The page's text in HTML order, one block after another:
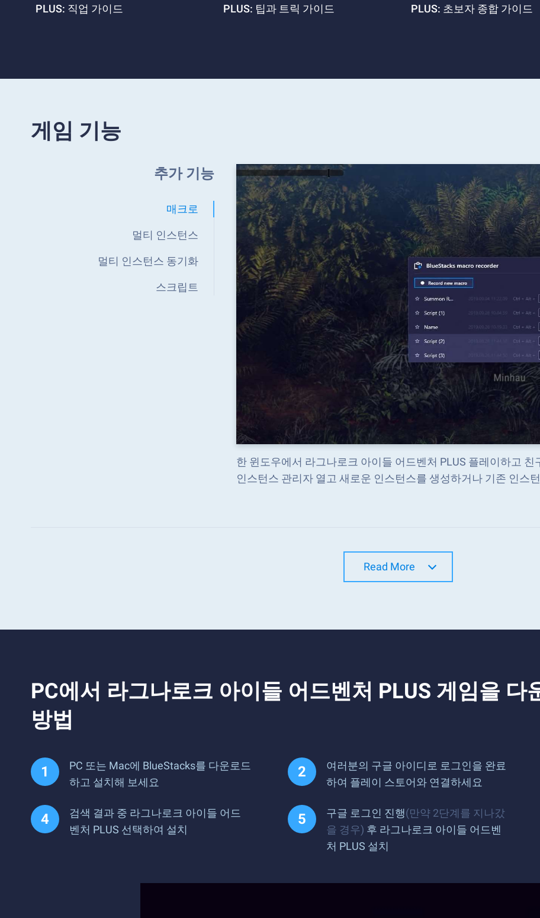
PLUS: 직업 가이드
PLUS: 팁과 트릭 가이드
PLUS: 초보자 종합 가이드
게임 기능
추가 기능
매크로
멀티 인스턴스
멀티 인스턴스 동기화
스크립트
한 윈도우에서 라그나로크 아이들 어드벤처 PLUS 플레이하고
인스턴스 관리자 열고 새로운 인스턴스를 생성하거나 기존 인스
Read More
PC에서 라그나로크 아이들 어드벤처 PLUS 게임을 다
방법
PC 또는 Mac에 BlueStacks를 다운로드
하고 설치해 보세요
여러분의 구글 아이디로 로그인을 완료
하여 플레이 스토어와 연결하세요
검색 결과 중 라그나로크 아이들 어드
벤처 PLUS 선택하여 설치
구글 로그인 진행(만약 2단계를 지나갔
을 경우) 후 라그나로크 아이들 어드벤
처 PLUS 설치